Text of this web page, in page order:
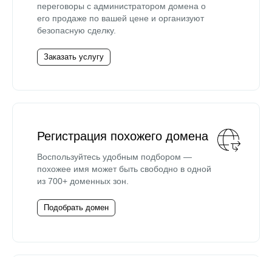
переговоры с администратором домена о
его продаже по вашей цене и организуют
безопасную сделку.
Заказать услугу
Регистрация похожего домена
Воспользуйтесь удобным подбором —
похожее имя может быть свободно в одной
из 700+ доменных зон.
Подобрать домен